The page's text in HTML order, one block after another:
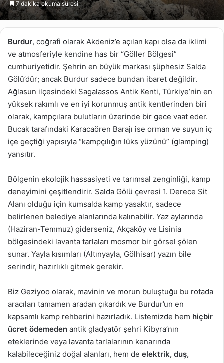
göndermek
7 dakika okuma süresi
Burdur, coğrafi olarak Akdeniz’e açılan kapı olsa da iklimi
ve atmosferiyle kendine has bir “Göller Bölgesi”
cumhuriyetidir. Şehrin en büyük markası şüphesiz Salda
Gölü’dür; ancak Burdur sadece bundan ibaret değildir.
Ağlasun ilçesindeki Sagalassos Antik Kenti, Türkiye’nin en
yüksek rakımlı ve en iyi korunmuş antik kentlerinden biri
olarak, kampçılara bulutların üzerinde bir gece vaat eder.
Bucak tarafındaki Karacaören Barajı ise orman ve suyun iç
içe geçtiği yapısıyla “kampçılığın lüks yüzünü” (glamping)
yansıtır.
Bölgenin ekolojik hassasiyeti ve tarımsal zenginliği, kamp
deneyimini çeşitlendirir. Salda Gölü çevresi 1. Derece Sit
Alanı olduğu için kumsalda kamp yasaktır, sadece
belirlenen belediye alanlarında kalınabilir. Yaz aylarında
(Haziran-Temmuz) giderseniz, Akçaköy ve Lisinia
bölgesindeki lavanta tarlaları mosmor bir görsel şölen
sunar. Yayla kısımları (Altınyayla, Gölhisar) yazın bile
serindir, hazırlıklı gitmek gerekir.
Biz Geziyoo olarak, mavinin ve morun buluştuğu bu rotada
aracıları tamamen aradan çıkardık ve Burdur’un en
kapsamlı kamp rehberini hazırladık. Listemizde hem hiçbir
ücret ödemeden antik gladyatör şehri Kibyra’nın
eteklerinde veya lavanta tarlalarının kenarında
kalabileceğiniz doğal alanları, hem de elektrik, duş,